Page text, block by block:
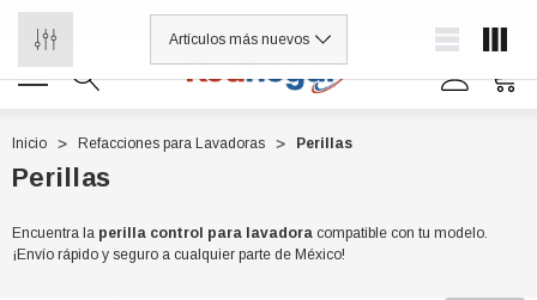
Inicio Refacciones para Lavadoras Perillas
Perillas
Encuentra la perilla control para lavadora compatible con tu modelo.
¡Envío rápido y seguro a cualquier parte de México!
7614